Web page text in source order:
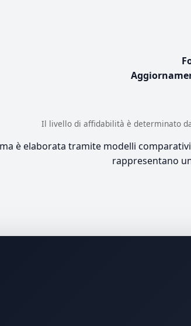
Il livello di affidabilità è determinato
è elaborata tramite modelli
rappresentano